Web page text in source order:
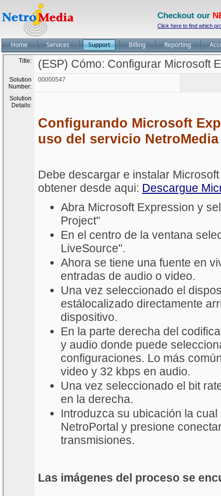
Checkout our
Click here to find which
Home Services Support Billing Reporting
Title: (ESP) Cómo: Configurar Microsoft
Solution
Number:
00000547
Solution
Details:
Configurando Microsoft
uso del servicio NetroMedia
Debe descargar e instalar
obtener desde aqui: Descargue
Abra Microsoft Expression y
Project"
En el centro de la ventana
LiveSource".
Ahora se tiene una fuente en
entradas de audio o video.
Una vez seleccionado el
estálocalizado directamente
dispositivo.
En la parte derecha del
y audio donde puede
configuraciones. Lo más
video y 32 kbps en audio.
Una vez seleccionado el bit
en la derecha.
Introduzca su ubicación la
NetroPortal y presione
transmisiones.
Las imágenes del proceso se